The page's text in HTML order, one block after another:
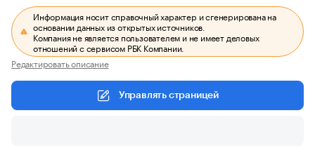
Информация носит справочный характер и сгенерирована на
основании данных из открытых источников.
Компания не является пользователем и не имеет деловых
отношений с сервисом РБК Компании.
Редактировать описание
Управлять страницей